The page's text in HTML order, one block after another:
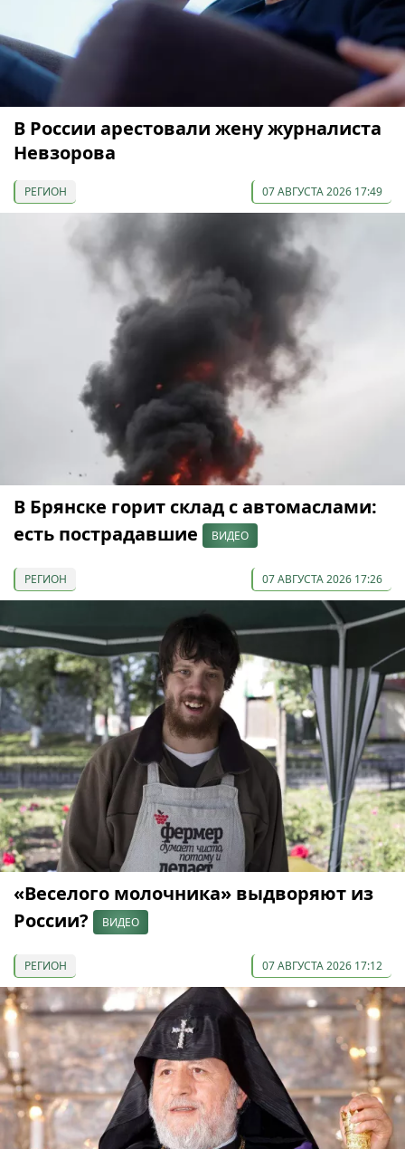
В России арестовали жену журналиста
Невзорова
РЕГИОН 07 АВГУСТА 2026 17:49
В Брянске горит склад с автомаслами:
есть пострадавшие
ВИДЕО
РЕГИОН 07 АВГУСТА 2026 17:26
«Веселого молочника» выдворяют из
России?
ВИДЕО
РЕГИОН 07 АВГУСТА 2026 17:12